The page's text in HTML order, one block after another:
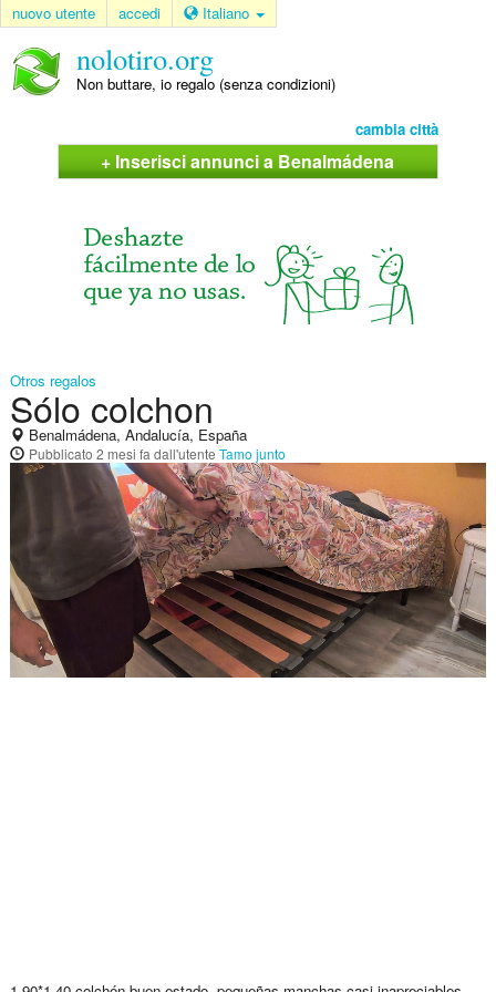
nuovo utente accedi Italiano
nolotiro.org
Non buttare, io regalo (senza condizioni)
cambia città
+ Inserisci annunci a Benalmádena
Otros regalos
Sólo colchon
Benalmádena, Andalucía, España
Pubblicato 2 mesi fa dall'utente Tamo junto